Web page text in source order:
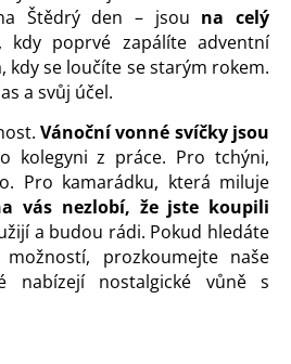
Štědrý den – jsou na celý
kdy poprvé zapálíte adventní
kdy se loučíte se starým rokem.
a svůj účel.
Vánoční vonné svíčky jsou
kolegyni z práce. Pro tchýni,
Pro kamarádku, která miluje
vás nezlobí, že jste koupili
a budou rádi. Pokud hledáte
prozkoumejte naše
nabízejí nostalgické vůně s